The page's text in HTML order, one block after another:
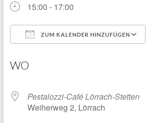
15:00 - 17:00
ZUM KALENDER HINZUFÜGEN
WO
Pestalozzi-Café Lörrach-Stetten
Weiherweg 2, Lörrach